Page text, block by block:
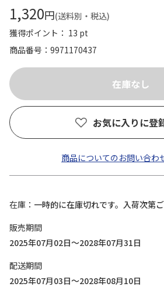
1,320円(送料別・税込)
獲得ポイント： 13 pt
商品番号
9971170437
お気に入りに登
商品についてのお問い合わ
在庫
一時的に在庫切れです。入荷次第ご
販売期間
2025年07月02日～2028年07月31日
配送期間
2025年07月03日～2028年08月10日